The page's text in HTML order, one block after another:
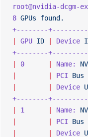
root@nvidia-dcgm-
8 GPUs found.
+--------
GPU ID Device
+--------
0 Name:
PCI Bus
Device
+--------
1 Name:
PCI Bus
Device